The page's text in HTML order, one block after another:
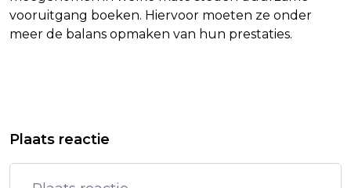
vooruitgang boeken. Hiervoor moeten ze onder
meer de balans opmaken van hun prestaties.
COALITIEPARTIJEN AAN OP
RLI: RUIMTEGEBRUIK MOET
TIJDELIJKER DOOR
Plaats reactie